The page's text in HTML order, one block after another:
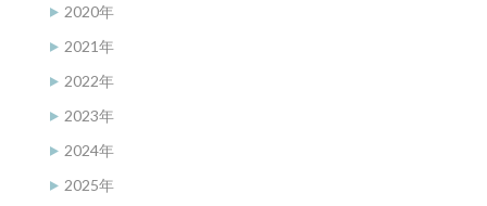
2020年
2021年
2022年
2023年
2024年
2025年